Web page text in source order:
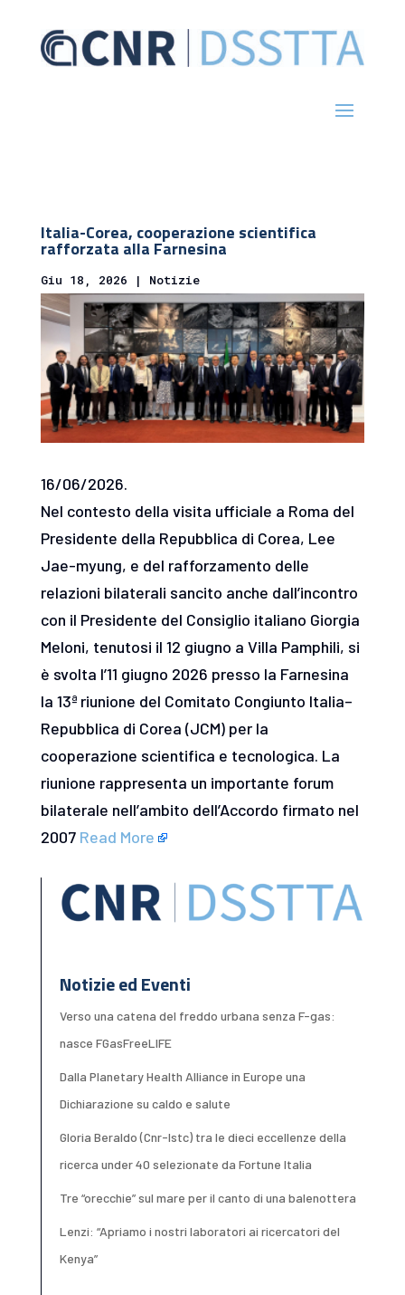
Italia-Corea, cooperazione scientifica
rafforzata alla Farnesina
Giu 18, 2026 | Notizie
16/06/2026.
Nel contesto della visita ufficiale a Roma del
Presidente della Repubblica di Corea, Lee
Jae-myung, e del rafforzamento delle
relazioni bilaterali sancito anche dall’incontro
con il Presidente del Consiglio italiano Giorgia
Meloni, tenutosi il 12 giugno a Villa Pamphili, si
è svolta l’11 giugno 2026 presso la Farnesina
la 13ª riunione del Comitato Congiunto Italia–
Repubblica di Corea (JCM) per la
cooperazione scientifica e tecnologica. La
riunione rappresenta un importante forum
bilaterale nell’ambito dell’Accordo firmato nel
2007 Read More
Notizie ed Eventi
Verso una catena del freddo urbana senza F-gas:
nasce FGasFreeLIFE
Dalla Planetary Health Alliance in Europe una
Dichiarazione su caldo e salute
Gloria Beraldo (Cnr-Istc) tra le dieci eccellenze della
ricerca under 40 selezionate da Fortune Italia
Tre “orecchie” sul mare per il canto di una balenottera
Lenzi: “Apriamo i nostri laboratori ai ricercatori del
Kenya”